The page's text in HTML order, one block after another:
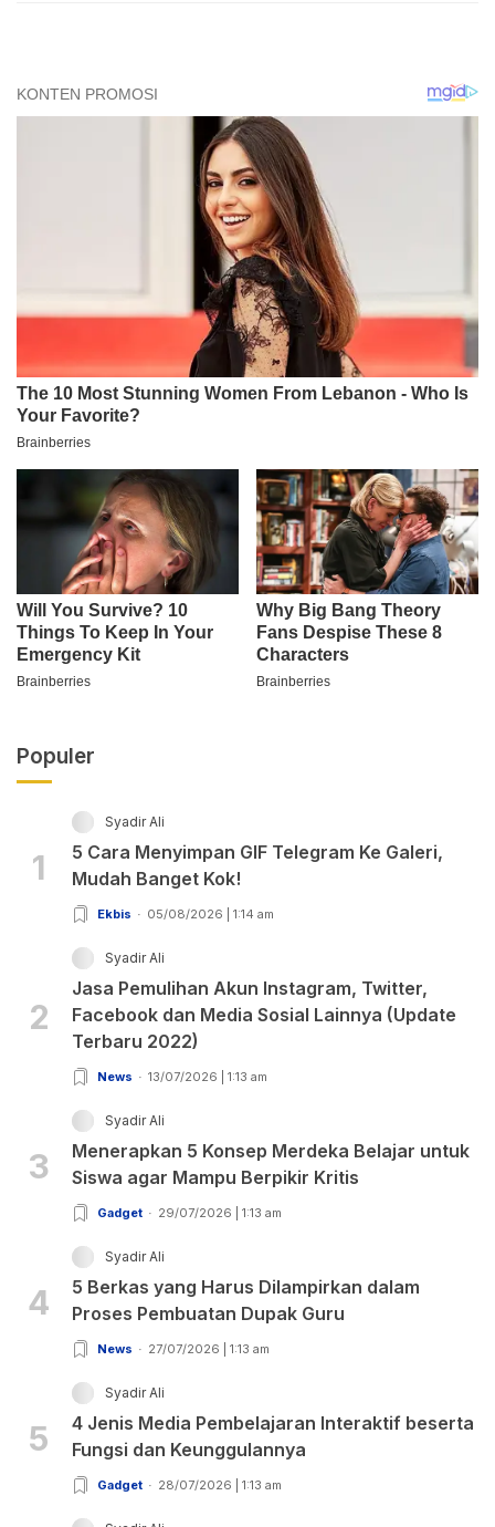
Populer
1
Syadir Ali
5 Cara Menyimpan GIF Telegram Ke Galeri,
Mudah Banget Kok!
Ekbis 05/08/2026 | 1:14 am
2
Syadir Ali
Jasa Pemulihan Akun Instagram, Twitter,
Facebook dan Media Sosial Lainnya (Update
Terbaru 2022)
News 13/07/2026 | 1:13 am
3
Syadir Ali
Menerapkan 5 Konsep Merdeka Belajar untuk
Siswa agar Mampu Berpikir Kritis
Gadget 29/07/2026 | 1:13 am
4
Syadir Ali
5 Berkas yang Harus Dilampirkan dalam
Proses Pembuatan Dupak Guru
News 27/07/2026 | 1:13 am
5
Syadir Ali
4 Jenis Media Pembelajaran Interaktif beserta
Fungsi dan Keunggulannya
Gadget 28/07/2026 | 1:13 am